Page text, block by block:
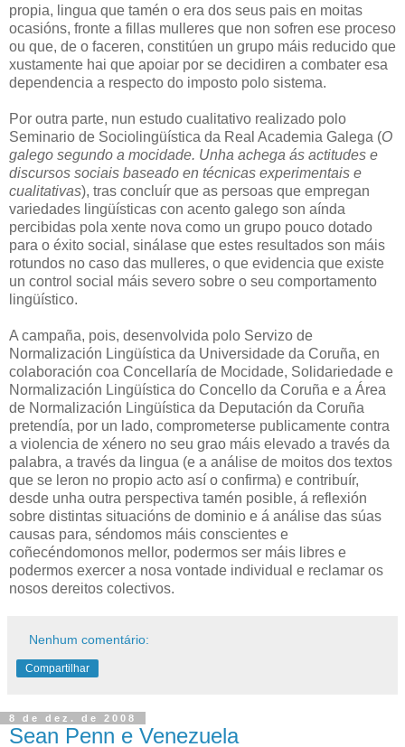
propia, lingua que tamén o era dos seus pais en moitas
ocasións, fronte a fillas mulleres que non sofren ese proceso
ou que, de o faceren, constitúen un grupo máis reducido que
xustamente hai que apoiar por se decidiren a combater esa
dependencia a respecto do imposto polo sistema.
Por outra parte, nun estudo cualitativo realizado polo
Seminario de Sociolingüística da Real Academia Galega (O
galego segundo a mocidade. Unha achega ás actitudes e
discursos sociais baseado en técnicas experimentais e
cualitativas), tras concluír que as persoas que empregan
variedades lingüísticas con acento galego son aínda
percibidas pola xente nova como un grupo pouco dotado
para o éxito social, sinálase que estes resultados son máis
rotundos no caso das mulleres, o que evidencia que existe
un control social máis severo sobre o seu comportamento
lingüístico.
A campaña, pois, desenvolvida polo Servizo de
Normalización Lingüística da Universidade da Coruña, en
colaboración coa Concellaría de Mocidade, Solidariedade e
Normalización Lingüística do Concello da Coruña e a Área
de Normalización Lingüística da Deputación da Coruña
pretendía, por un lado, comprometerse publicamente contra
a violencia de xénero no seu grao máis elevado a través da
palabra, a través da lingua (e a análise de moitos dos textos
que se leron no propio acto así o confirma) e contribuír,
desde unha outra perspectiva tamén posible, á reflexión
sobre distintas situacións de dominio e á análise das súas
causas para, séndomos máis conscientes e
coñecéndomonos mellor, podermos ser máis libres e
podermos exercer a nosa vontade individual e reclamar os
nosos dereitos colectivos.
Nenhum comentário:
Compartilhar
8 de dez. de 2008
Sean Penn e Venezuela